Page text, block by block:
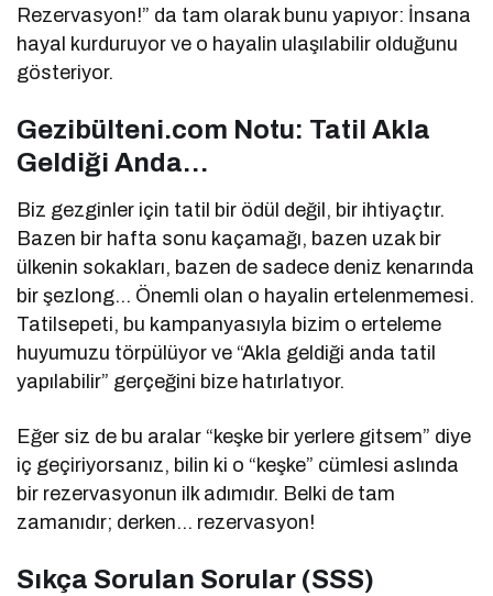
Rezervasyon!” da tam olarak bunu yapıyor: İnsana
hayal kurduruyor ve o hayalin ulaşılabilir olduğunu
gösteriyor.
Gezibülteni.com Notu: Tatil Akla
Geldiği Anda…
Biz gezginler için tatil bir ödül değil, bir ihtiyaçtır.
Bazen bir hafta sonu kaçamağı, bazen uzak bir
ülkenin sokakları, bazen de sadece deniz kenarında
bir şezlong… Önemli olan o hayalin ertelenmemesi.
Tatilsepeti, bu kampanyasıyla bizim o erteleme
huyumuzu törpülüyor ve “Akla geldiği anda tatil
yapılabilir” gerçeğini bize hatırlatıyor.
Eğer siz de bu aralar “keşke bir yerlere gitsem” diye
iç geçiriyorsanız, bilin ki o “keşke” cümlesi aslında
bir rezervasyonun ilk adımıdır. Belki de tam
zamanıdır; derken… rezervasyon!
Sıkça Sorulan Sorular (SSS)